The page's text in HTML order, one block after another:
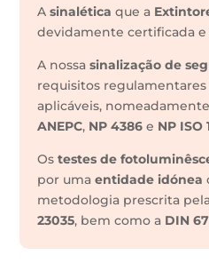
Asinalética que a
devidamente certificada
A nossasinalização de
requisitos
aplicáveis,
ANEPC, NP 4386 e NP ISO
Ostestes de
por umaentidade idónea
metodologia prescrita pela
23035, bem como a DIN